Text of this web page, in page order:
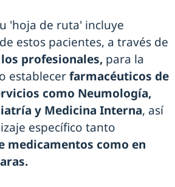
'hoja de ruta' incluye
estos pacientes, a través de
profesionales, para la
establecerfarmacéuticos de
como Neumología,
y Medicina Interna, así
específico tanto
medicamentos como en